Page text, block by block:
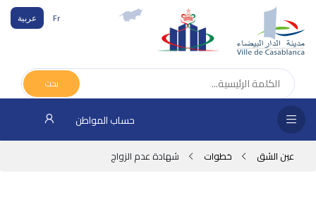
Fr عربية
بحث
حساب المواطن
عين الشق خطوات شهادة عدم الزواج